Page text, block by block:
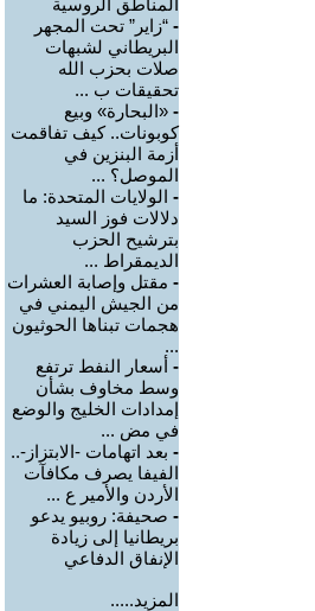
المناطق الروسية
- “زاير” تحت المجهر
البريطاني لشبهات
صلات بحزب الله
تحقيقات ب ...
- «البحارة» وبيع
كوبونات.. كيف تفاقمت
أزمة البنزين في
الموصل؟ ...
- الولايات المتحدة: ما
دلالات فوز السيد
بترشيح الحزب
الديمقراط ...
- مقتل وإصابة العشرات
من الجيش اليمني في
هجمات تبناها الحوثيون
...
- أسعار النفط ترتفع
وسط مخاوف بشأن
إمدادات الخليج والوضع
في مض ...
- بعد اتهامات -الابتزاز-..
الفيفا يصرف مكافآت
الأردن والأمير ع ...
- صحيفة: روبيو يدعو
بريطانيا إلى زيادة
الإنفاق الدفاعي
المزيد.....